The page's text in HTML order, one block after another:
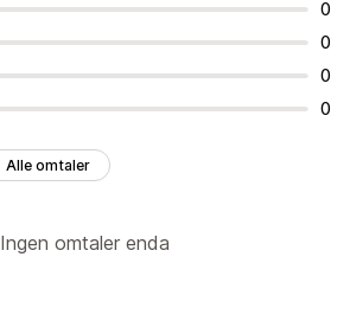
0
0
0
0
Alle omtaler
Ingen omtaler enda